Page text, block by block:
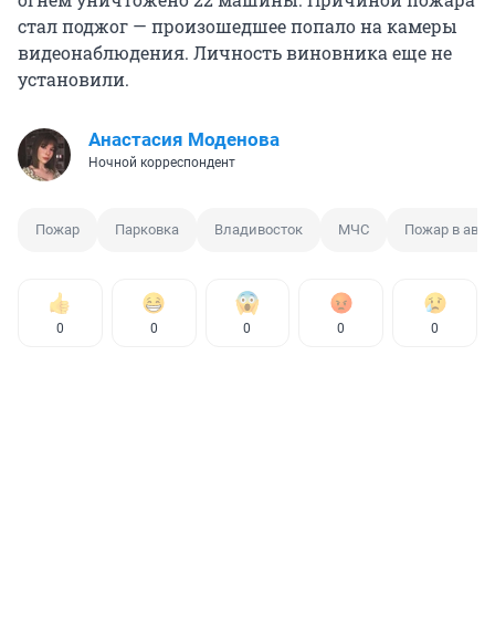
стал поджог — произошедшее попало на камеры
видеонаблюдения. Личность виновника еще не
установили.
Анастасия Моденова
Ночной корреспондент
Пожар Парковка Владивосток МЧС Пожар в
0 0 0 0 0